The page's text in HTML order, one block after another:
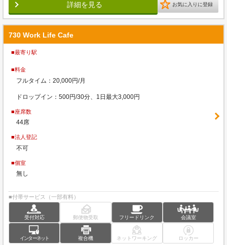
詳細を見る お気に入りに登録
730 Work Life Cafe
■最寄り駅
■料金
フルタイム：20,000円/月
ドロップイン：500円/30分、1日最大3,000円
■座席数
44席
■法人登記
不可
■個室
無し
■付帯サービス（一部有料）
受付対応 郵便物受取 フリードリンク 会議室
インターネット 複合機 ネットワーキング ロッカー